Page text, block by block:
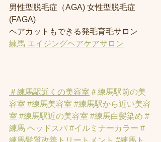
男性型脱毛症（AGA) 女性型脱毛症
(FAGA)
ヘアカットもできる発毛育毛サロン
練馬 エイジングヘアケアサロン
＃練馬駅近くの美容室 ＃練馬駅前の美
容室 #練馬美容室 #練馬駅から近い美容
室 #練馬駅近の美容室 #練馬白髪染め #
練馬 ヘッドスパ #イルミナーカラー #
練馬髪質改善トリートメント #練馬ト